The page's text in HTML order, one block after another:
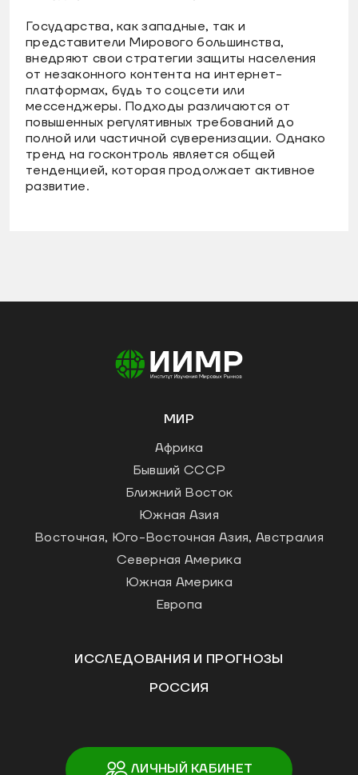
Государства, как западные, так и
представители Мирового большинства,
внедряют свои стратегии защиты населения
от незаконного контента на интернет-
платформах, будь то соцсети или
мессенджеры. Подходы различаются от
повышенных регулятивных требований до
полной или частичной суверенизации. Однако
тренд на госконтроль является общей
тенденцией, которая продолжает активное
развитие.
МИР
Африка
Бывший СССР
Ближний Восток
Южная Азия
Восточная, Юго-Восточная Азия, Австралия
Северная Америка
Южная Америка
Европа
ИССЛЕДОВАНИЯ И ПРОГНОЗЫ
РОССИЯ
ЛИЧНЫЙ КАБИНЕТ